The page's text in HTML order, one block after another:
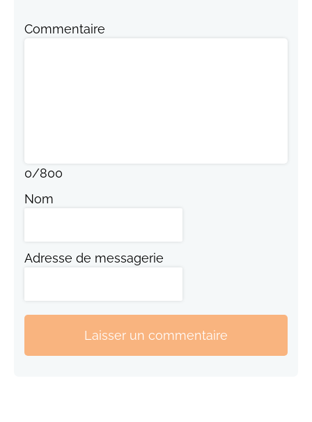
Commentaire
0/800
Nom
Adresse de messagerie
Laisser un commentaire